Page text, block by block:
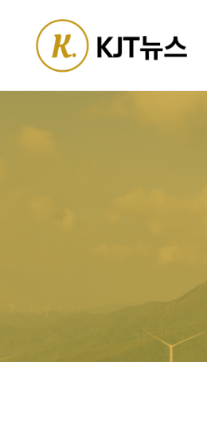
content